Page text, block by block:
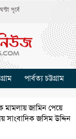
পূর্বে
পার্বত্য চট্টগ্রাম
মামলায় জামিন পেয়ে
সাংবাদিক জসিম উদ্দিন